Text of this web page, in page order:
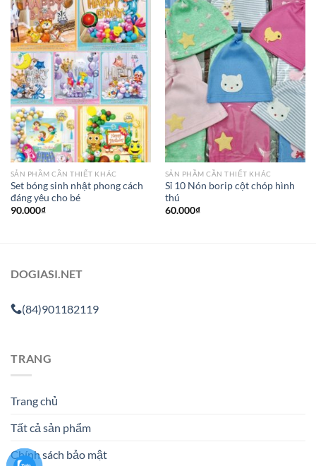
SẢN PHẦM CẦN THIẾT KHÁC
Set bóng sinh nhật phong cách
đáng yêu cho bé
90.000₫
SẢN PHẦM CẦN THIẾT KHÁC
Sỉ 10 Nón borip cột chóp hình
thú
60.000₫
DOGIASI.NET
(84)901182119
TRANG
Trang chủ
Tất cả sản phẩm
Chính sách bảo mật